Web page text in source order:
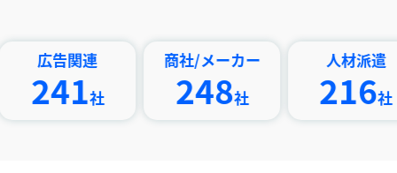
関連
社
商社/メーカー
社
人材派遣
社